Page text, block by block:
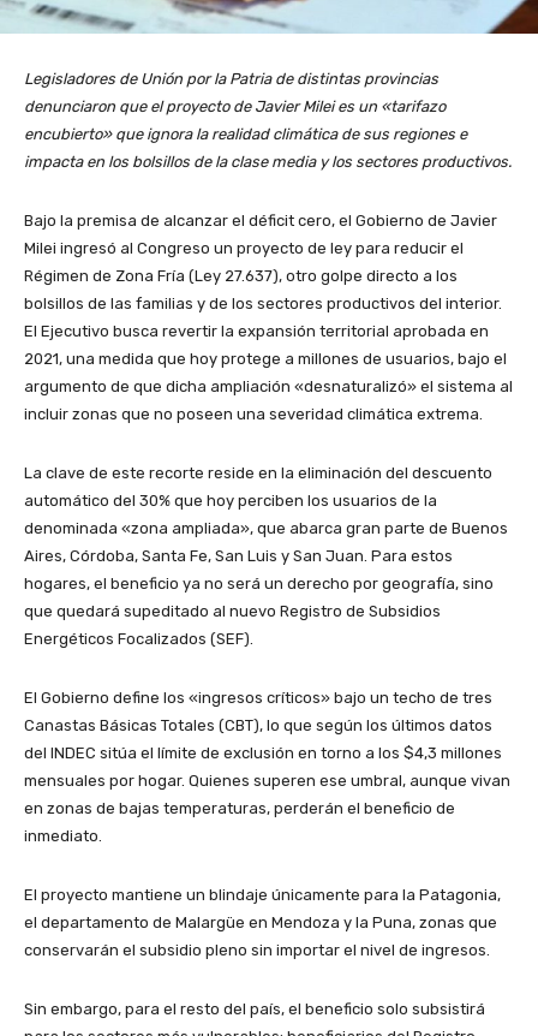
Legisladores de Unión por la Patria de distintas provincias
denunciaron que el proyecto de Javier Milei es un «tarifazo
encubierto» que ignora la realidad climática de sus regiones e
impacta en los bolsillos de la clase media y los sectores productivos.
Bajo la premisa de alcanzar el déficit cero, el Gobierno de Javier
Milei ingresó al Congreso un proyecto de ley para reducir el
Régimen de Zona Fría (Ley 27.637), otro golpe directo a los
bolsillos de las familias y de los sectores productivos del interior.
El Ejecutivo busca revertir la expansión territorial aprobada en
2021, una medida que hoy protege a millones de usuarios, bajo el
argumento de que dicha ampliación «desnaturalizó» el sistema al
incluir zonas que no poseen una severidad climática extrema.
La clave de este recorte reside en la eliminación del descuento
automático del 30% que hoy perciben los usuarios de la
denominada «zona ampliada», que abarca gran parte de Buenos
Aires, Córdoba, Santa Fe, San Luis y San Juan. Para estos
hogares, el beneficio ya no será un derecho por geografía, sino
que quedará supeditado al nuevo Registro de Subsidios
Energéticos Focalizados (SEF).
El Gobierno define los «ingresos críticos» bajo un techo de tres
Canastas Básicas Totales (CBT), lo que según los últimos datos
del INDEC sitúa el límite de exclusión en torno a los $4,3 millones
mensuales por hogar. Quienes superen ese umbral, aunque vivan
en zonas de bajas temperaturas, perderán el beneficio de
inmediato.
El proyecto mantiene un blindaje únicamente para la Patagonia,
el departamento de Malargüe en Mendoza y la Puna, zonas que
conservarán el subsidio pleno sin importar el nivel de ingresos.
Sin embargo, para el resto del país, el beneficio solo subsistirá